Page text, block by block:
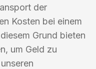
der
Kosten bei einem
Grund bieten
um Geld zu